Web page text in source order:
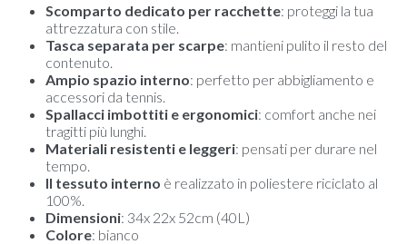
Scomparto dedicato per racchette: proteggi la tua
attrezzatura con stile.
Tasca separata per scarpe: mantieni pulito il resto del
contenuto.
Ampio spazio interno: perfetto per abbigliamento e
accessori da tennis.
Spallacci imbottiti e ergonomici: comfort anche nei
tragitti più lunghi.
Materiali resistenti e leggeri: pensati per durare nel
tempo.
Il tessuto interno è realizzato in poliestere riciclato al
100%.
Dimensioni: 34x 22x 52cm (40L)
Colore: bianco